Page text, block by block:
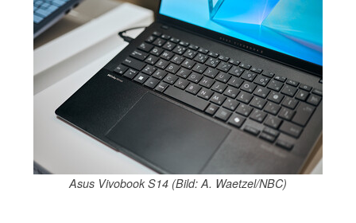
Asus Vivobook S14 (Bild: A. Waetzel/NBC)